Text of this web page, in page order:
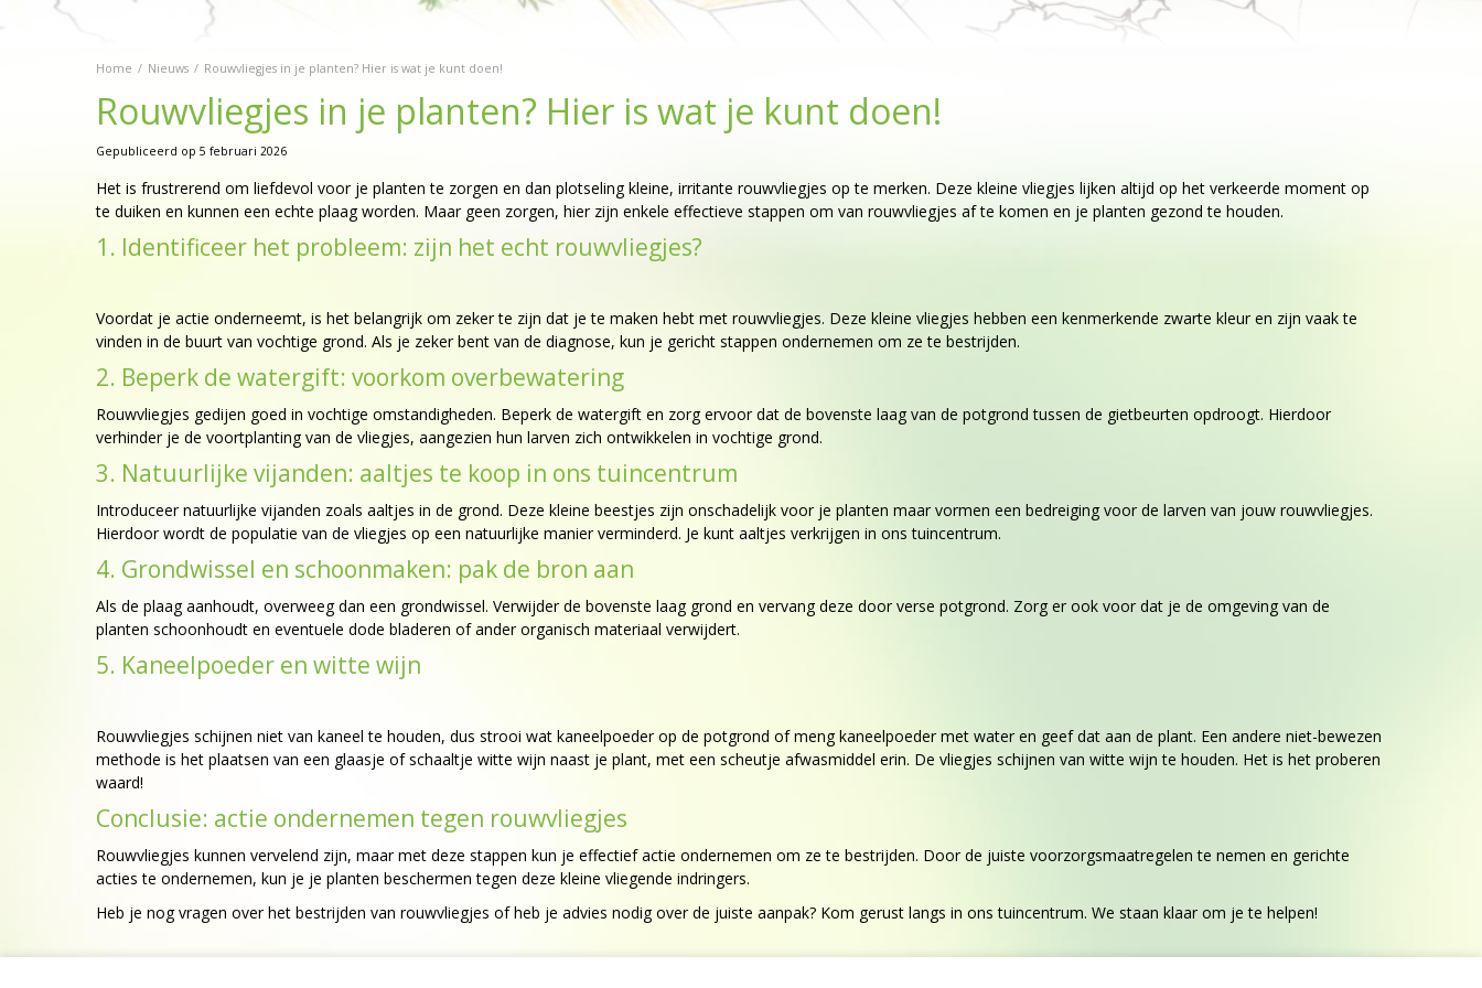
Home Nieuws Rouwvliegjes in je planten? Hier is wat je kunt doen!
Rouwvliegjes in je planten? Hier is wat je kunt doen!
Gepubliceerd op 5 februari 2026
Het is frustrerend om liefdevol voor je planten te zorgen en dan plotseling kleine, irritante rouwvliegjes op te merken. Deze kleine vliegjes lijken altijd op het verkeerde moment op
te duiken en kunnen een echte plaag worden. Maar geen zorgen, hier zijn enkele effectieve stappen om van rouwvliegjes af te komen en je planten gezond te houden.
1. Identificeer het probleem: zijn het echt rouwvliegjes?
Voordat je actie onderneemt, is het belangrijk om zeker te zijn dat je te maken hebt met rouwvliegjes. Deze kleine vliegjes hebben een kenmerkende zwarte kleur en zijn vaak te
vinden in de buurt van vochtige grond. Als je zeker bent van de diagnose, kun je gericht stappen ondernemen om ze te bestrijden.
2. Beperk de watergift: voorkom overbewatering
Rouwvliegjes gedijen goed in vochtige omstandigheden. Beperk de watergift en zorg ervoor dat de bovenste laag van de potgrond tussen de gietbeurten opdroogt. Hierdoor
verhinder je de voortplanting van de vliegjes, aangezien hun larven zich ontwikkelen in vochtige grond.
3. Natuurlijke vijanden: aaltjes te koop in ons tuincentrum
Introduceer natuurlijke vijanden zoals aaltjes in de grond. Deze kleine beestjes zijn onschadelijk voor je planten maar vormen een bedreiging voor de larven van jouw rouwvliegjes.
Hierdoor wordt de populatie van de vliegjes op een natuurlijke manier verminderd. Je kunt aaltjes verkrijgen in ons tuincentrum.
4. Grondwissel en schoonmaken: pak de bron aan
Als de plaag aanhoudt, overweeg dan een grondwissel. Verwijder de bovenste laag grond en vervang deze door verse potgrond. Zorg er ook voor dat je de omgeving van de
planten schoonhoudt en eventuele dode bladeren of ander organisch materiaal verwijdert.
5. Kaneelpoeder en witte wijn
Rouwvliegjes schijnen niet van kaneel te houden, dus strooi wat kaneelpoeder op de potgrond of meng kaneelpoeder met water en geef dat aan de plant. Een andere niet-bewezen
methode is het plaatsen van een glaasje of schaaltje witte wijn naast je plant, met een scheutje afwasmiddel erin. De vliegjes schijnen van witte wijn te houden. Het is het proberen
waard!
Conclusie: actie ondernemen tegen rouwvliegjes
Rouwvliegjes kunnen vervelend zijn, maar met deze stappen kun je effectief actie ondernemen om ze te bestrijden. Door de juiste voorzorgsmaatregelen te nemen en gerichte
acties te ondernemen, kun je je planten beschermen tegen deze kleine vliegende indringers.
Heb je nog vragen over het bestrijden van rouwvliegjes of heb je advies nodig over de juiste aanpak? Kom gerust langs in ons tuincentrum. We staan klaar om je te helpen!